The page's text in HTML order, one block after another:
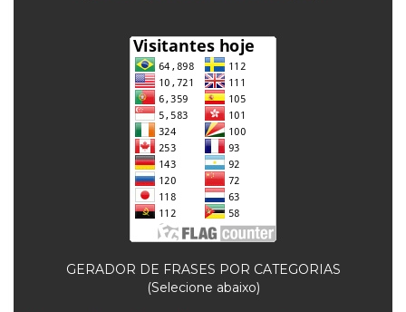
GERADOR DE FRASES POR CATEGORIAS
(Selecione abaixo)